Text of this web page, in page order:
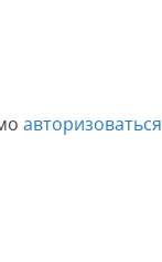
авторизоваться